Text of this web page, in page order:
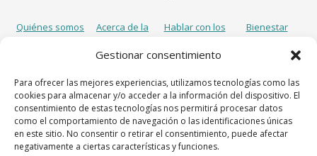
Gestionar consentimiento
Para ofrecer las mejores experiencias, utilizamos tecnologías como las
cookies para almacenar y/o acceder a la información del dispositivo. El
consentimiento de estas tecnologías nos permitirá procesar datos
como el comportamiento de navegación o las identificaciones únicas
en este sitio. No consentir o retirar el consentimiento, puede afectar
negativamente a ciertas características y funciones.
Quiénes somos
Acerca de la
Hablar con los
Bienestar
Síguenos